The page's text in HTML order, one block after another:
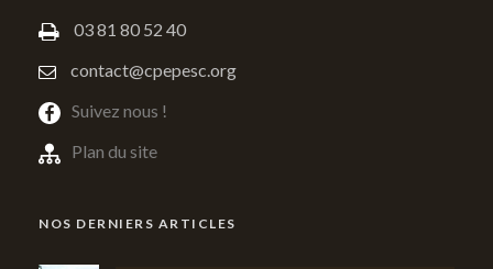
03 81 80 52 40
contact@cpepesc.org
Suivez nous !
Plan du site
NOS DERNIERS ARTICLES